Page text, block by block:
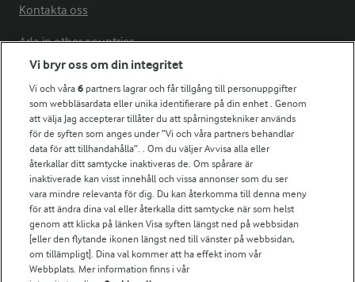
Kontakta oss
Arla in other countries
Fler Arlasajter
För ägare
Arlas kundportal
Arla.com
Falbygdens Ost
Arla webbshop
Bildbank
Vi bryr oss om din integritet
Vi och våra6 partners lagrar och får tillgång till personuppgifter
som webbläsardata eller unika identifierare på din enhet . Genom
att välja Jag accepterar tillåter du att spårningstekniker används
för de syften som anges under ”Vi och våra partners behandlar
data för att tillhandahålla”. . Om du väljer Avvisa alla eller
återkallar ditt samtycke inaktiveras de. Om spårare är
inaktiverade kan visst innehåll och vissa annonser som du ser
vara mindre relevanta för dig. Du kan återkomma till denna meny
för att ändra dina val eller återkalla ditt samtycke när som helst
genom att klicka på länken Visa syften längst ned på webbsidan
[eller den flytande ikonen längst ned till vänster på webbsidan,
om tillämpligt]. Dina val kommer att ha effekt inom vår
Webbplats. Mer information finns i vår